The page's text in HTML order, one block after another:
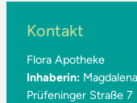
Kontakt
Flora Apotheke
Inhaberin:
Prüfeninger Straße 7